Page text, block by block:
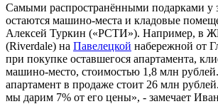
Самыми распространёнными подарками у
остаются машино-места и кладовые
Алексей Туркин («РСТИ»). Например, в
(Riverdale) на Павелецкой набережной от
при покупке оставшегося апартамента,
машино-место, стоимостью 1,8 млн
апартамент в продаже стоит 26 млн
мы дарим 7% от его цены», - замечает